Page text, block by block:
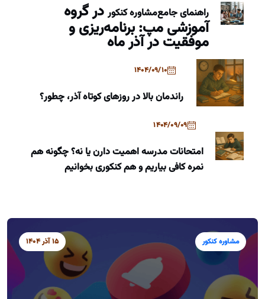
راهنمای جامعمشاوره کنکوردر گروه
آموزشی مپ: برنامه‌ریزی و
موفقیت در آذر ماه
1404/09/10
راندمان بالا در روزهای کوتاه آذر، چطور؟
1404/09/09
امتحانات مدرسه اهمیت دارن یا نه؟ چگونه هم
نمره کافی بیاریم و هم کنکوری بخوانیم
مشاوره کنکور 15 آذر 1404